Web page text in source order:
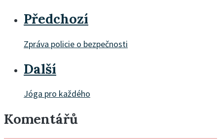
Předchozí
Zpráva policie o bezpečnosti
Další
Jóga pro každého
Komentářů